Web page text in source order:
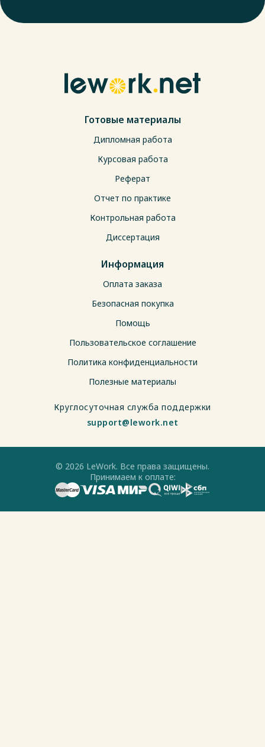
Готовые материалы
Дипломная работа
Курсовая работа
Реферат
Отчет по практике
Контрольная работа
Диссертация
Информация
Оплата заказа
Безопасная покупка
Помощь
Пользовательское соглашение
Политика конфиденциальности
Полезные материалы
Круглосуточная служба поддержки
support@lework.net
© 2026 LeWork. Все права защищены.
Принимаем к оплате: